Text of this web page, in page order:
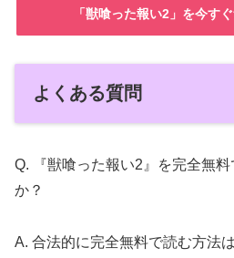
「獣喰った報い2」を今す
よくある質問
Q. 『獣喰った報い2』を完全無
か？
A. 合法的に完全無料で読む方法